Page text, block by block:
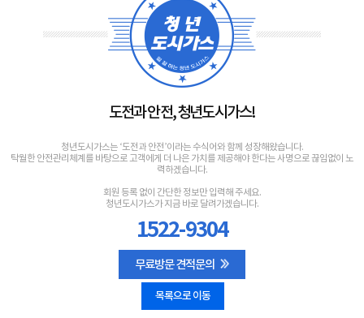
도전과 안전, 청년도시가스!
청년도시가스는 ‘도전과 안전’이라는 수식어와 함께 성장해왔습니다.
탁월한 안전관리체계를 바탕으로 고객에게 더 나은 가치를 제공해야 한다는 사명으로 끊임없이 노
력하겠습니다.
회원 등록 없이 간단한 정보만 입력해 주세요.
청년도시가스가 지금 바로 달려가겠습니다.
1522-9304
무료방문 견적문의
목록으로 이동